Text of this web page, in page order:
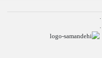
.
.